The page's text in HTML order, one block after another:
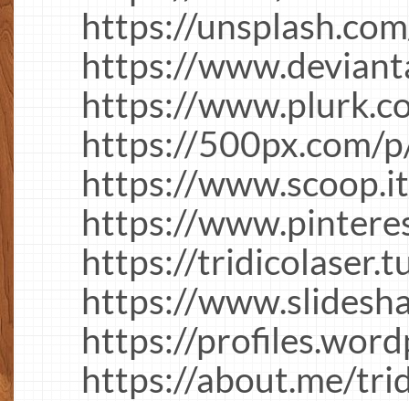
https://
https://
https://
https://500px.com/
https://
https://
https://
https://
https://
https://about.me/